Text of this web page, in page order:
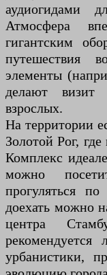
аудиогидами
Атмосфера
гигантским
путешествия
элементы
делают визит
взрослых.
На территории
Золотой Рог,
Комплекс
можно
прогуляться
доехать можно
центра
урбанистики,